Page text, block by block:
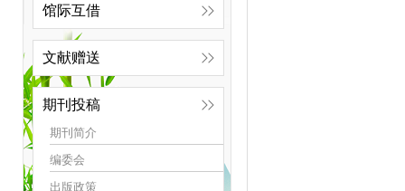
馆际互借
文献赠送
期刊投稿
期刊简介
编委会
出版政策